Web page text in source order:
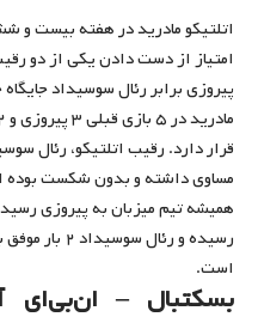
اتلتیکو مادرید در هفته بیست و
امتیاز از دست دادن یکی از دو
پیروزی برابر رئال سوسیداد
رسیده و
است.
بسکتبال – ان‌بی‌ای